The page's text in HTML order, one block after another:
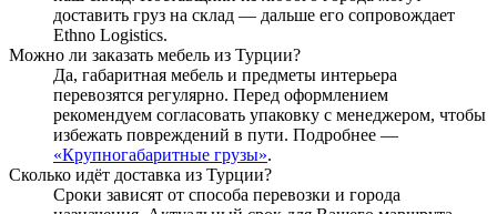
доставить груз на склад — дальше его сопровождает
Ethno Logistics.
Можно ли заказать мебель из Турции?
Да, габаритная мебель и предметы интерьера
перевозятся регулярно. Перед оформлением
рекомендуем согласовать упаковку с менеджером, чтобы
избежать повреждений в пути. Подробнее —
«Крупногабаритные грузы».
Сколько идёт доставка из Турции?
Сроки зависят от способа перевозки и города